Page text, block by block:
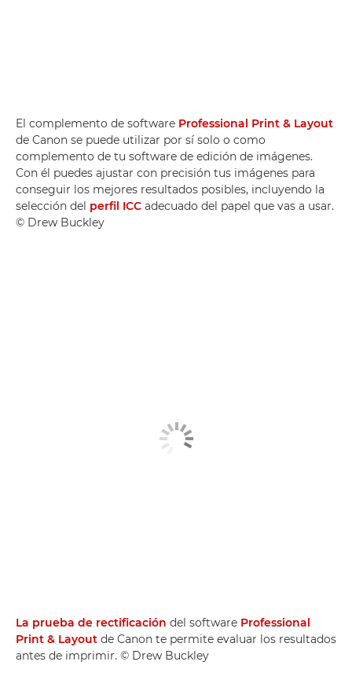
El complemento de software Professional Print & Layout
de Canon se puede utilizar por sí solo o como
complemento de tu software de edición de imágenes.
Con él puedes ajustar con precisión tus imágenes para
conseguir los mejores resultados posibles, incluyendo la
selección del perfil ICC adecuado del papel que vas a usar.
© Drew Buckley
La prueba de rectificación del software Professional
Print & Layout de Canon te permite evaluar los resultados
antes de imprimir. © Drew Buckley